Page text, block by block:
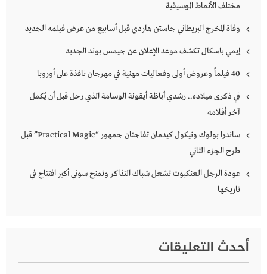
مختلف الأنماط الموسيقية
وفاة المخرج البريطاني جاستن هاردي قبل أسابيع من عرض فيلمه الجديد
إيمي باسكال تكشف موعد الإعلان عن جيمس بوند الجديد
40 فيلماً وعروض أولى وفعاليات مهنية في مهرجان نافذة على أوروبا
في ذكرى ميلاده.. رشدي أباظة أيقونة الوسامة الذي رحل قبل أن يُكمل
آخر أفلامه
ساندرا بولوك ونيكول كيدمان تفاجئان جمهور “Practical Magic” قبل
طرح الجزء الثاني
عودة الرجل العنكبوت تشعل شباك التذاكر وتمنح سوني أكبر افتتاح في
تاريخها
أحدث التعليقات